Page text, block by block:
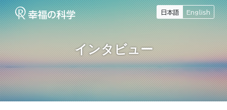
日本語 English
インタビュー